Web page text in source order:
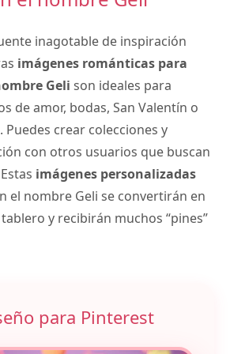
inagotable de inspiración
imágenes románticas para
Geli son ideales para
de amor, bodas, San Valentín o
crear colecciones y
con otros usuarios que buscan
imágenes personalizadas
el nombre Geli se convertirán en
y recibirán muchos “pines”
para Pinterest